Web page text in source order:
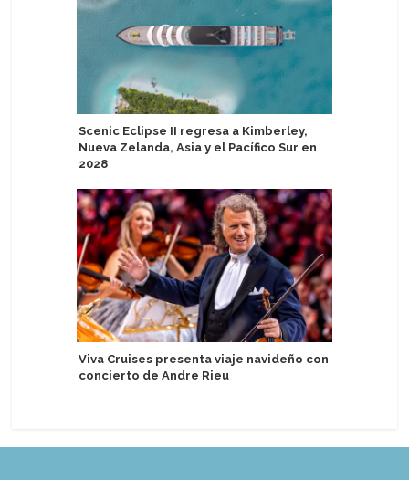
Scenic Eclipse II regresa a Kimberley,
Nueva Zelanda, Asia y el Pacífico Sur en
2028
Viva Cruises presenta viaje navideño con
concierto de Andre Rieu